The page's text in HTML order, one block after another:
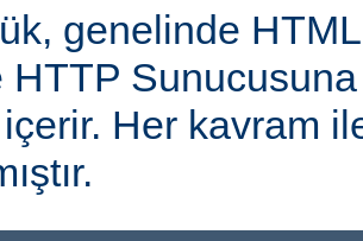
genelinde
HTTP
içerir. Her kavram